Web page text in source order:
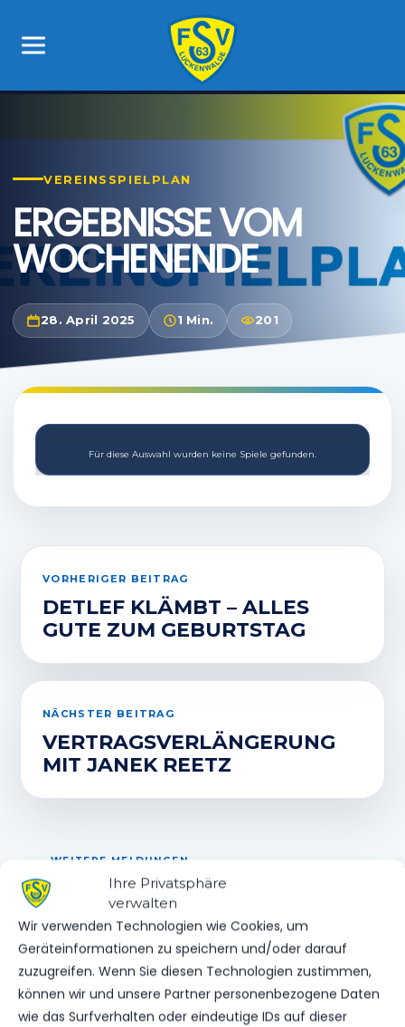
Ihre Privatsphäre
verwalten
Wir verwenden Technologien wie Cookies, um
Geräteinformationen zu speichern und/oder darauf
zuzugreifen. Wenn Sie diesen Technologien zustimmen,
können wir und unsere Partner personenbezogene Daten
wie das Surfverhalten oder eindeutige IDs auf dieser
VEREINSSPIELPLAN
ERGEBNISSE VOM
WOCHENENDE
28. April 2025 1 Min. 201
Für diese Auswahl wurden keine Spiele gefunden.
VORHERIGER BEITRAG
DETLEF KLÄMBT – ALLES
GUTE ZUM GEBURTSTAG
NÄCHSTER BEITRAG
VERTRAGSVERLÄNGERUNG
MIT JANEK REETZ
WEITERE MELDUNGEN
DAS KÖNNTE DICH
AUCH INTERESSIEREN.